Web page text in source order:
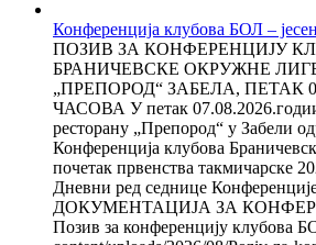
Конференција клубова БОЛ –
ПОЗИВ ЗА КОНФЕРЕНЦИЈУ
БРАНИЧЕВСКЕ ОКРУЖНЕ
„ПРЕПОРОД“ ЗАБЕЛА, ПЕТАК
ЧАСОВА У петак
ресторану „Препород“ у Забели
Конференција клубова
почетак првенства такмичарске
Дневни ред седнице
ДОКУМЕНТАЦИЈА ЗА
Позив за конференцију клубова